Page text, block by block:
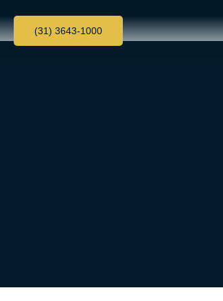
(31) 3643-1000